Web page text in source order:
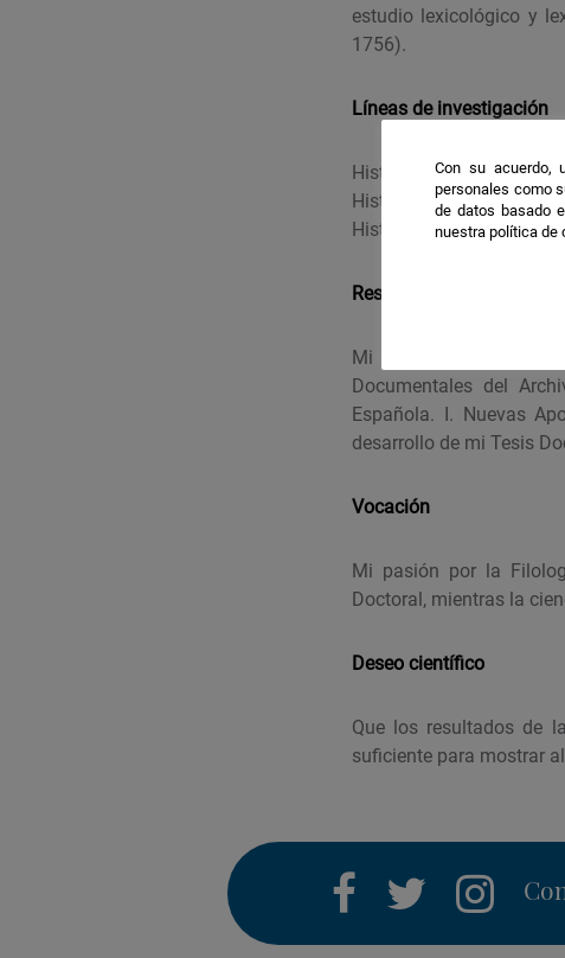
estudio lexicológico y
1756).
Líneas de investigación
Historia de los
Historia del Español,
Historia del Español de
Resultados destacables
Mi participación actual
Documentales del
Española. I. Nuevas
desarrollo de mi Tesis
Vocación
Mi pasión por la
Doctoral, mientras la
Deseo científico
Que los resultados de
suficiente para mostrar
facebooktwitter
Con su acuerdo,
personales como
de datos basado
nuestra política de